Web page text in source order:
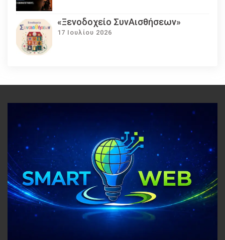
«Ξενοδοχείο ΣυνΑισθήσεων»
17 Ιουλίου 2026